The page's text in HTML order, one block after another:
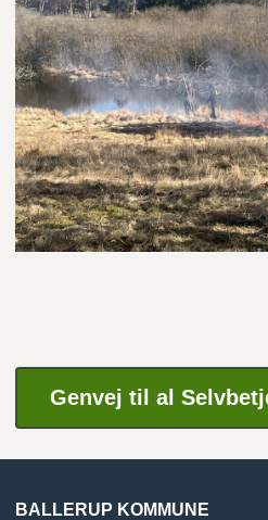
Genvej til al
BALLERUP KOMMUNE